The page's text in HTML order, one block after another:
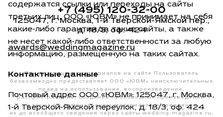
содержатся ссылки или переходы на сайты
третьих лиц, ООО «ЮВМ» не принимает на себя
какие-либо гарантии за такие сайты, а также
не несет какой-либо ответственности за любую
информацию, размещенную на таких сайтах.
Контактные данные
Почтовый адрес ООО «ЮВМ»: 125047, г. Москва,
1-й Тверской-Ямской переулок, д. 18/3, оф. 424
+7 (495) 120-32-00
125047, г. Москва,1-й Тверской-Ямской пер.,
д. 18/3, оф. 424
awards@weddingmagazine.ru
При размещении материалов на сайте Пользователь
безвозмездно предоставляет ООО «ЮВМ» неисключительные
права на использование, воспроизведение,
распространение, создание производных произведений,
а также на демонстрацию материалов и доведение
их до всеобщего сведения через сайты wedding-magazine.ru ,